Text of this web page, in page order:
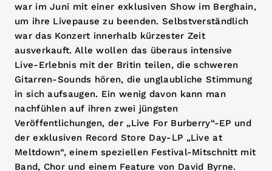
war im Juni mit einer exklusiven Show im Berghain,
um ihre Livepause zu beenden. Selbstverständlich
war das Konzert innerhalb kürzester Zeit
ausverkauft. Alle wollen das überaus intensive
Live-Erlebnis mit der Britin teilen, die schweren
Gitarren-Sounds hören, die unglaubliche Stimmung
in sich aufsaugen. Ein wenig davon kann man
nachfühlen auf ihren zwei jüngsten
Veröffentlichungen, der „Live For Burberry“-EP und
der exklusiven Record Store Day-LP „Live at
Meltdown“, einem speziellen Festival-Mitschnitt mit
Band, Chor und einem Feature von David Byrne.